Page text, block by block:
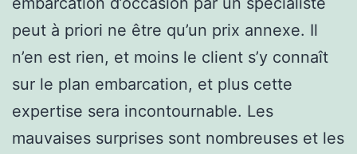
peut à priori ne être qu’un prix annexe. Il
n’en est rien, et moins le client s’y connaît
sur le plan embarcation, et plus cette
expertise sera incontournable. Les
mauvaises surprises sont nombreuses et les